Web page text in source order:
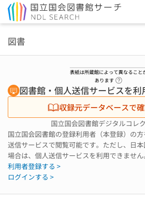
図書
表紙は所蔵館によって異なること
あります
図書館・個人送信サービスを利
収録元データベースで
国立国会図書館デジタルコレ
国立国会図書館の登録利用者（本登録）の
送信サービスで閲覧可能です。ただし、日
場合は、個人送信サービスを利用できません
利用者登録する >
ログインする >